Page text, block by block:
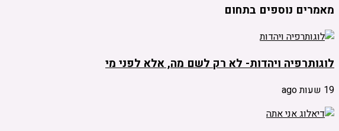
מאמרים נוספים בתחום
לוגותרפיה ויהדות- לא רק לשם מה, אלא לפני מי
19 שעות ago